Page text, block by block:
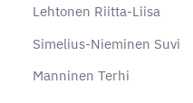
Lehtonen Riitta-Liisa
Simelius-Nieminen Suvi
Manninen Terhi